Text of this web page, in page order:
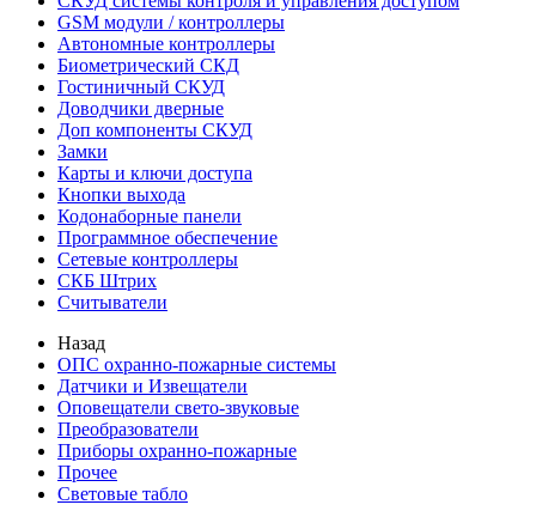
GSM модули / контроллеры
Автономные контроллеры
Биометрический СКД
Гостиничный СКУД
Доводчики дверные
Доп компоненты СКУД
Замки
Карты и ключи доступа
Кнопки выхода
Кодонаборные панели
Программное обеспечение
Сетевые контроллеры
СКБ Штрих
Считыватели
Назад
ОПС охранно-пожарные системы
Датчики и Извещатели
Оповещатели свето-звуковые
Преобразователи
Приборы охранно-пожарные
Прочее
Световые табло